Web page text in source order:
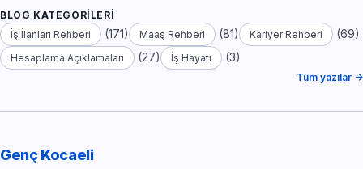
BLOG KATEGORILERI
İş İlanları Rehberi
(171) Maaş Rehberi (81) Kariyer Rehberi (69)
Hesaplama Açıklamaları (27) İş Hayatı (3)
Tüm yazılar →
Genç Kocaeli